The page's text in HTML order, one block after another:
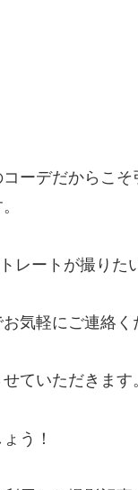
ーデだからこ
レートが撮りた
気軽にご連絡く
ていただきます
う！